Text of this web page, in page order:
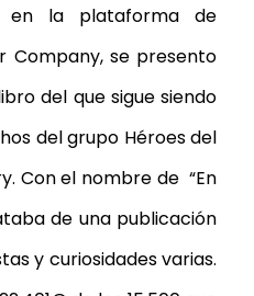
en la plataforma de
Company, se presento
del que sigue siendo
del grupo Héroes del
Con el nombre de “En
de una publicación
y curiosidades varias.